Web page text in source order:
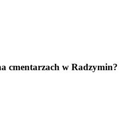
cmentarzach w Radzymin?